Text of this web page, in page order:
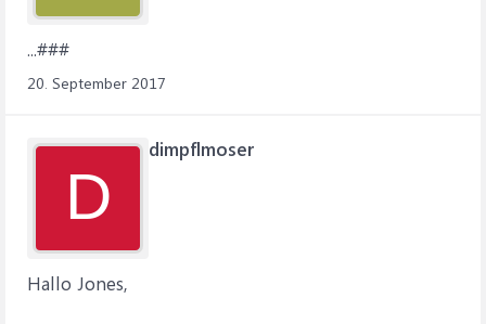
...###
20. September 2017
D
dimpflmoser
Hallo Jones,